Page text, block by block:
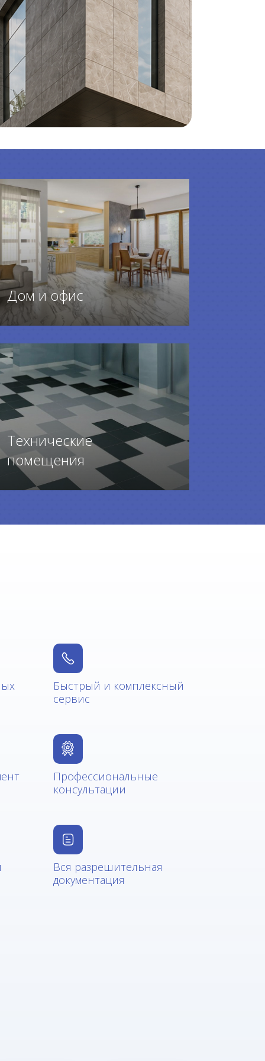
Дом и офис
Технические
помещения
Быстрый и комплексный
сервис
Профессиональные
консультации
Вся разрешительная
документация